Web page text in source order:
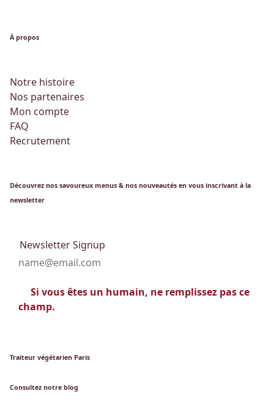
À propos
Notre histoire
Nos partenaires
Mon compte
FAQ
Recrutement
Découvrez nos savoureux menus & nos nouveautés en vous inscrivant à la
newsletter
Newsletter Signup
Si vous êtes un humain, ne remplissez pas ce
champ.
Traiteur végétarien Paris
Consultez notre blog